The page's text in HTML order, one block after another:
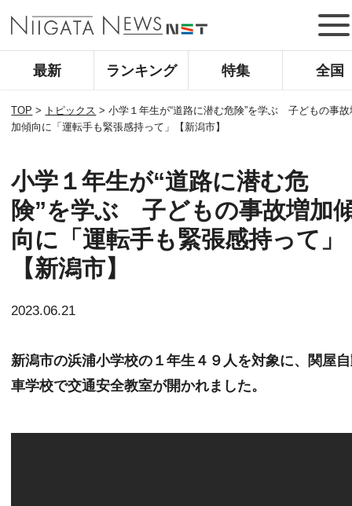
最新 ランキング 特集 全国
TOP > トピックス >小学１年生が“道路に潜む危険”を学ぶ 子どもの事故
加傾向に「運転手も緊張感持って」【新潟市】
小学１年生が“道路に潜む危
険”を学ぶ 子どもの事故増加
向に「運転手も緊張感持って」
【新潟市】
2023.06.21
新潟市の浜浦小学校の１年生４９人を対象に、関屋
車学校で交通安全教室が開かれました。